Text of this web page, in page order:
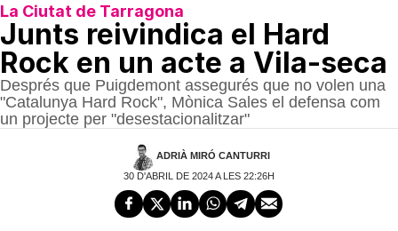
La Ciutat de Tarragona
Junts reivindica el Hard
Rock en un acte a Vila-seca
Després que Puigdemont assegurés que no volen una
"Catalunya Hard Rock", Mònica Sales el defensa com
un projecte per "desestacionalitzar"
ADRIÀ MIRÓ CANTURRI
30 D'ABRIL DE 2024 A LES 22:26H